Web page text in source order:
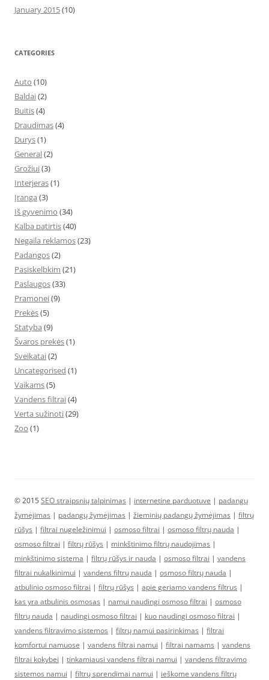
January 2015(10)
CATEGORIES
Auto (10)
Baldai(2)
Buitis(4)
Draudimas(4)
Durys(1)
General(2)
Grožiui(3)
Interjeras(1)
Įranga (3)
Iš gyvenimo (34)
Kalba patirtis(40)
Negaila reklamos(23)
Padangos(2)
Pasiskelbkim (21)
Paslaugos(33)
Pramonei(9)
Prekės(5)
Statyba (9)
Švaros prekės(1)
Sveikatai(2)
Uncategorised (1)
Vaikams(5)
Vandens filtrai(4)
Verta sužinoti(29)
Zoo (1)
© 2015SEO straipsnių talpinimas | internetine parduotuve | padangų
žymėjimas | padangų žymėjimas | žieminių padangų žymėjimas | filtrų
rūšys | filtrai nugeležinimui | osmoso filtrai | osmoso filtrų nauda |
osmoso filtrai | filtrų rūšys | minkštinimo filtrų naudojimas |
minkštinimo sistema | filtrų rūšys ir nauda | osmoso filtrai | vandens
filtrai nukalkinimui | vandens filtrų nauda | osmoso filtrų nauda |
atbulinio osmoso filtrai | filtrų rūšys | apie geriamo vandens filtrus |
kas yra atbulinis osmosas | namui naudingi osmoso filtrai | osmoso
filtrų nauda | naudingi osmoso filtrai | kuo naudingi osmoso filtrai |
vandens filtravimo sistemos | filtrų namui pasirinkimas | filtrai
komfortui namuose | vandens filtrai namui | filtrai namams | vandens
filtrai kokybei | tinkamiausi vandens filtrai namui | vandens filtravimo
sistemos namui | filtrų sprendimai namui | ieškome vandens filtrų